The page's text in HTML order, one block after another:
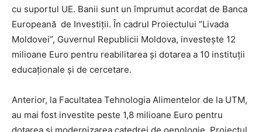
cu suportul UE. Banii sunt un împrumut acordat de Banca
Europeană de Investiţii. În cadrul Proiectului ”Livada
Moldovei”, Guvernul Republicii Moldova, investește 12
milioane Euro pentru reabilitarea și dotarea a 10 instituții
educaționale și de cercetare.
Anterior, la Facultatea Tehnologia Alimentelor de la UTM,
au mai fost investite peste 1,8 milioane Euro pentru